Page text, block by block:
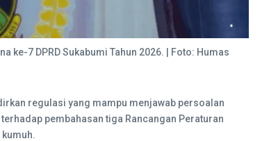
7 DPRD Sukabumi Tahun 2026. | Foto: Humas
regulasi yang mampu menjawab persoalan
pembahasan tiga Rancangan Peraturan